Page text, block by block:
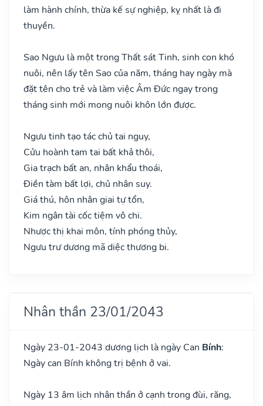
làm hành chính, thừa kế sự nghiệp, kỵ nhất là đi
thuyền.
Sao Ngưu là một trong Thất sát Tinh, sinh con khó
nuôi, nên lấy tên Sao của năm, tháng hay ngày mà
đặt tên cho trẻ và làm việc Âm Đức ngay trong
tháng sinh mới mong nuôi khôn lớn được.
Ngưu tinh tạo tác chủ tai nguy,
Cửu hoành tam tai bất khả thôi,
Gia trạch bất an, nhân khẩu thoái,
Điền tàm bất lợi, chủ nhân suy.
Giá thú, hôn nhân giai tự tổn,
Kim ngân tài cốc tiệm vô chi.
Nhược thị khai môn, tính phóng thủy,
Ngưu trư dương mã diệc thương bi.
Nhân thần 23/01/2043
Ngày 23-01-2043 dương lịch là ngày Can Bính:
Ngày can Bính không trị bệnh ở vai.
Ngày 13 âm lịch nhân thần ở cạnh trong đùi, răng,